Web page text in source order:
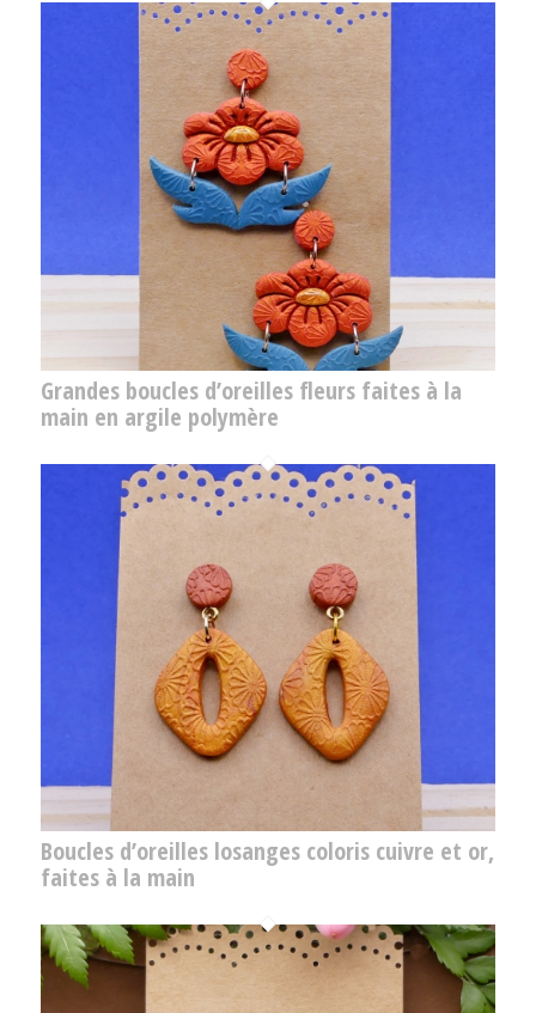
Grandes boucles d’oreilles fleurs faites à la
main en argile polymère
Boucles d’oreilles losanges coloris cuivre et or,
faites à la main